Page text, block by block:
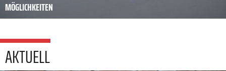
MÖGLICHKEITEN
AKTUELL